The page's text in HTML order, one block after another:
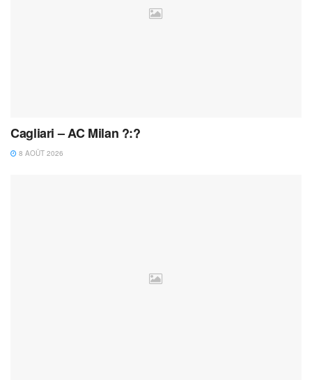
Cagliari – AC Milan ?:?
8 AOÛT 2026